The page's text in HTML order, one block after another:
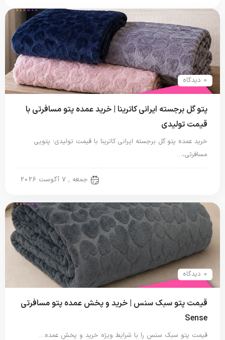
0 دیدگاه
پتو گل برجسته ایرانی کاترینا | خرید عمده پتو مسافرتی با
قیمت تولیدی
خرید عمده پتو گل برجسته ایرانی کاترینا با قیمت تولیدی؛ پتویی
مسافرتی،…
جمعه , 7 آگوست 2026
0 دیدگاه
قیمت پتو سبک سنس | خرید و پخش عمده پتو مسافرتی
Sense
قیمت پتو سبک سنس را با شرایط ویژه خرید و پخش عمده…